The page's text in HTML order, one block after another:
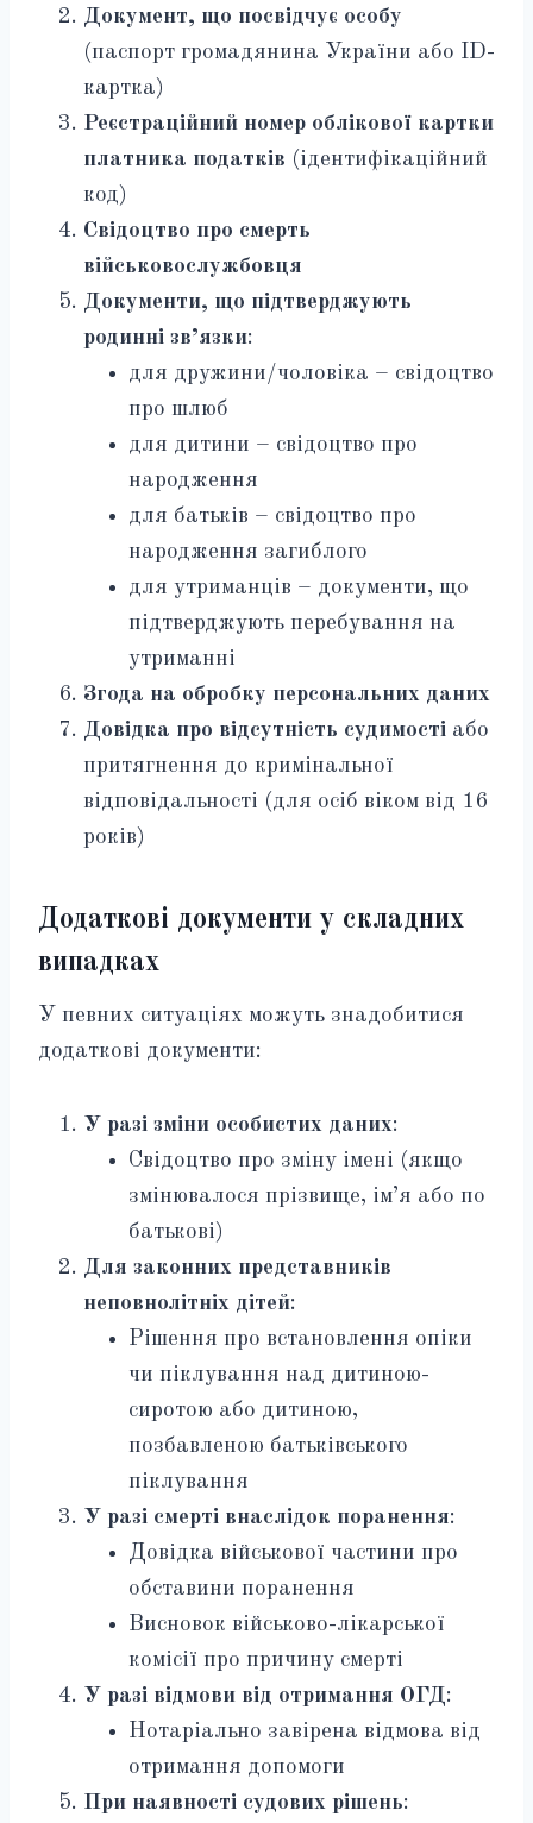
Документ, що посвідчує особу
(паспорт громадянина України або ID-
картка)
Реєстраційний номер облікової картки
платника податків (ідентифікаційний
код)
Свідоцтво про смерть
військовослужбовця
Документи, що підтверджують
родинні зв’язки:
для дружини/чоловіка – свідоцтво
про шлюб
для дитини – свідоцтво про
народження
для батьків – свідоцтво про
народження загиблого
для утриманців – документи, що
підтверджують перебування на
утриманні
Згода на обробку персональних даних
Довідка про відсутність судимості або
притягнення до кримінальної
відповідальності (для осіб віком від 16
років)
Додаткові документи у складних
випадках
У певних ситуаціях можуть знадобитися
додаткові документи:
У разі зміни особистих даних:
Свідоцтво про зміну імені (якщо
змінювалося прізвище, ім’я або по
батькові)
Для законних представників
неповнолітніх дітей:
Рішення про встановлення опіки
чи піклування над дитиною-
сиротою або дитиною,
позбавленою батьківського
піклування
У разі смерті внаслідок поранення:
Довідка військової частини про
обставини поранення
Висновок військово-лікарської
комісії про причину смерті
У разі відмови від отримання ОГД:
Нотаріально завірена відмова від
отримання допомоги
При наявності судових рішень: